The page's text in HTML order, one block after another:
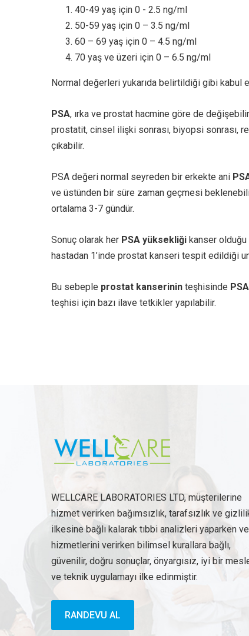
40-49 yaş için 0 - 2.5 ng/ml
50-59 yaş için 0 – 3.5 ng/ml
60 – 69 yaş için 0 – 4.5 ng/ml
70 yaş ve üzeri için 0 – 6.5 ng/ml
Normal değerleri yukarıda belirtildiği gibi kabul
PSA, ırka ve prostat hacmine göre de
prostatit, cinsel ilişki sonrası, biyopsi sonrası,
çıkabilir.
PSA değeri normal seyreden bir erkekte ani
ve üstünden bir süre zaman geçmesi
ortalama 3-7 gündür.
Sonuç olarak her PSA yüksekliği kanser olduğu
hastadan 1’inde prostat kanseri tespit edildiği
Bu sebeple prostat kanserinin teşhisinde
teşhisi için bazı ilave tetkikler yapılabilir.
WELLCARE LABORATORIES LTD, müşterilerine
hizmet verirken bağımsızlık, tarafsızlık ve
ilkesine bağlı kalarak tıbbi analizleri yaparken ve
hizmetlerini verirken bilimsel kurallara bağlı,
güvenilir, doğru sonuçlar, önyargısız, iyi bir
ve teknik uygulamayı ilke edinmiştir.
RANDEVU AL